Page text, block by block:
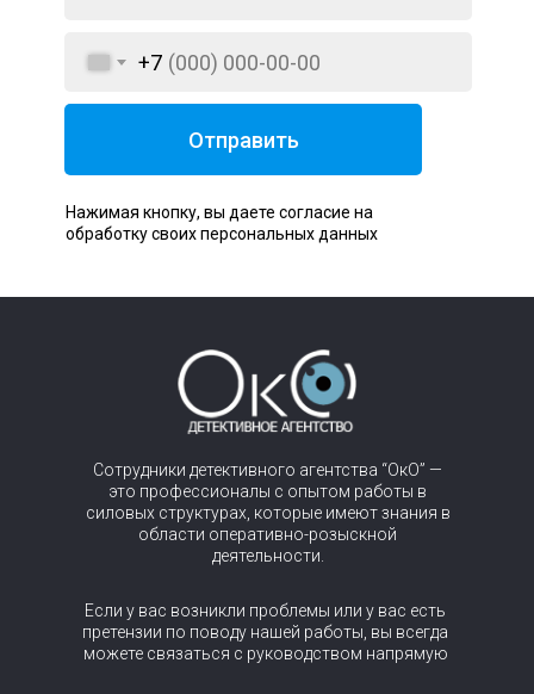
+7
Отправить
Нажимая кнопку, вы даете согласие на
обработку своих персональных данных
Сотрудники детективного агентства “ОкО” —
это профессионалы с опытом работы в
силовых структурах, которые имеют знания в
области оперативно-розыскной
деятельности.
Если у вас возникли проблемы или у вас есть
претензии по поводу нашей работы, вы всегда
можете связаться с руководством напрямую